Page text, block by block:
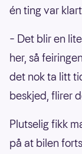
én ting var
– Det blir en
her, så
det nok ta litt
beskjed, flirer
Plutselig fikk
på at bilen